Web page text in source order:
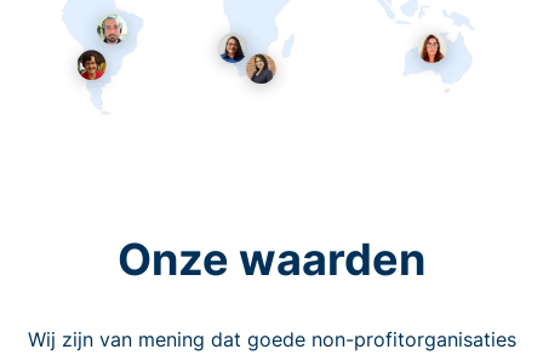
Onze waarden
Wij zijn van mening dat goede non-profitorganisaties